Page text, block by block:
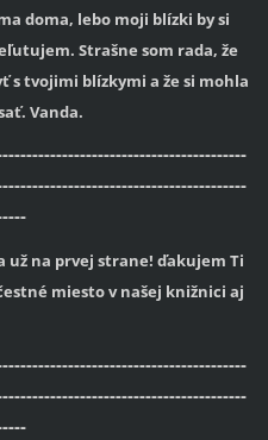
doma, lebo moji blízki by si
Strašne som rada, že
s tvojimi blízkymi a že si mohla
Vanda.
už na prvej strane! ďakujem Ti
miesto v našej knižnici aj